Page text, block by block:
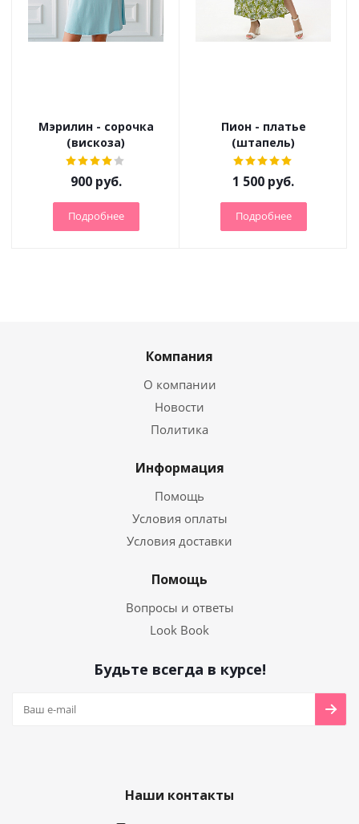
Мэрилин - сорочка
(вискоза)
900руб.
Подробнее
Пион - платье
(штапель)
1 500 руб.
Подробнее
Компания
О компании
Новости
Политика
Информация
Помощь
Условия оплаты
Условия доставки
Помощь
Вопросы и ответы
Look Book
Будьте всегда в курсе!
Наши контакты